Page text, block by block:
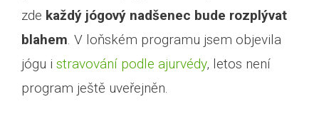
zde každý jógový nadšenec bude rozplývat
blahem. V loňském programu jsem objevila
jógu i stravování podle ajurvédy, letos není
program ještě uveřejněn.